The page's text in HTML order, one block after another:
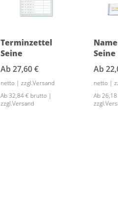
Terminzettel
Seine
Ab27,60 €
netto | zzgl.Versand
Ab 32,84 € brutto |
zzgl.Versand
Seine
Ab
netto |
Ab